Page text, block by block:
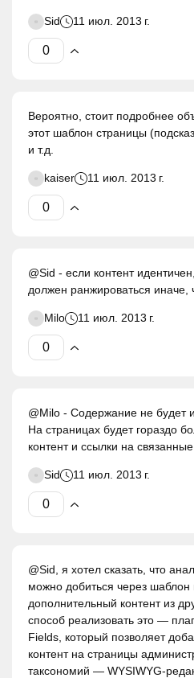
Sid 11 июл. 2013 г.
Вероятно, стоит подробнее
этот шаблон страницы
и т.д.
kaiser 11 июл. 2013 г.
@Sid - если контент
должен ранжироваться иначе,
Milo 11 июл. 2013 г.
@Milo - Содержание не будет
На страницах будет гораздо
контент и ссылки на
Sid 11 июл. 2013 г.
@Sid, я хотел сказать, что
можно добиться через шаблон
дополнительный контент из
способ реализовать это —
Fields, который позволяет
контент на страницы
таксономий — WYSIWYG-